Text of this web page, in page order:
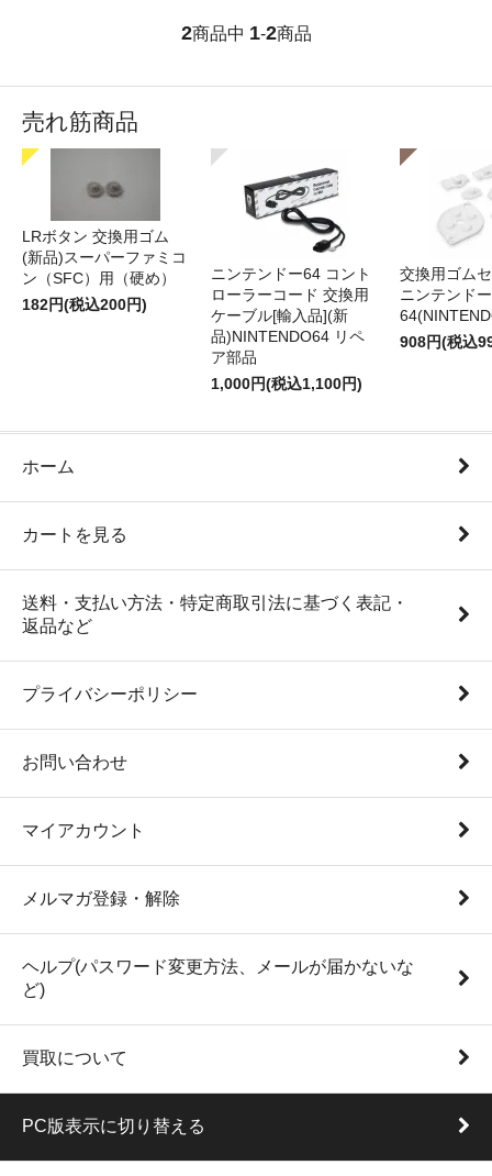
2商品中 1-2商品
売れ筋商品
LRボタン 交換用ゴム
(新品)スーパーファミコ
ン（SFC）用（硬め）
182円(税込200円)
ニンテンドー64 コント
ローラーコード 交換用
ケーブル[輸入品](新
品)NINTENDO64 リペ
ア部品
1,000円(税込1,100円)
交換用ゴム
ニンテンドー
908円(税込
ホーム
カートを見る
送料・支払い方法・特定商取引法に基づく表記・
返品など
プライバシーポリシー
お問い合わせ
マイアカウント
メルマガ登録・解除
ヘルプ(パスワード変更方法、メールが届かないな
ど)
買取について
PC版表示に切り替える